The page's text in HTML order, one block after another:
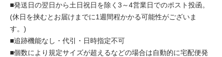
■発送日の翌日から土日祝日を除く3～4営業日でのポスト投函。
(休日を挟むとお届けまでに1週間程かかる可能性がございま
す。)
■追跡機能なし・代引・日時指定不可
■個数により規定サイズが超えるなどの場合は自動的に宅配便発